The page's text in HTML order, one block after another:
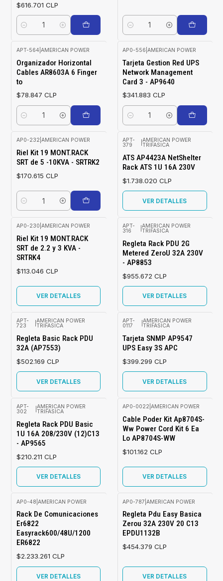
$616.701 CLP
Cantidad Cantidad
APT-564 AMERICAN POWER
Organizador Horizontal
Cables AR8603A 6 Finger
to
$78.847 CLP
Cantidad
AP0-556 AMERICAN POWER
Tarjeta Gestion Red UPS
Network Management
Card 3 - AP9640
$341.883 CLP
Cantidad
AP0-232 AMERICAN POWER
Riel Kit 19 MONT.RACK
SRT de 5 -10KVA - SRTRK2
$170.615 CLP
Cantidad
Agotado
APT-
379 |AMERICAN POWER
TRIFASICA
ATS AP4423A NetShelter
Rack ATS 1U 16A 230V
$1.738.020 CLP
VER DETALLES
AP0-230 AMERICAN POWER
Riel Kit 19 MONT.RACK
SRT de 2.2 y 3 KVA -
SRTRK4
$113.046 CLP
VER DETALLES
Agotado
APT-
316 |AMERICAN POWER
TRIFASICA
Regleta Rack PDU 2G
Metered ZeroU 32A 230V
- AP8853
$955.672 CLP
VER DETALLES
Agotado
APT-
723
AMERICAN POWER
TRIFASICA
Regleta Basic Rack PDU
32A (AP7553)
$502.169 CLP
VER DETALLES
Agotado
APT-
0117 |AMERICAN POWER
TRIFASICA
Tarjeta SNMP AP9547
UPS Easy 3S APC
$399.299 CLP
VER DETALLES
Agotado
APT-
302
AMERICAN POWER
TRIFASICA
Regleta Rack PDU Basic
1U 16A 208/230V (12)C13
- AP9565
$210.211 CLP
VER DETALLES
AP0-0022 AMERICAN POWER
Cable Poder Kit Ap8704S-
Ww Power Cord Kit 6 Ea
Lo AP8704S-WW
$101.162 CLP
VER DETALLES
AP0-48 AMERICAN POWER
Rack De Comunicaciones
Er6822
Easyrack600/48U/1200
ER6822
$2.233.261 CLP
VER DETALLES
AP0-787 AMERICAN POWER
Regleta Pdu Easy Basica
Zerou 32A 230V 20 C13
EPDU1132B
$454.379 CLP
VER DETALLES